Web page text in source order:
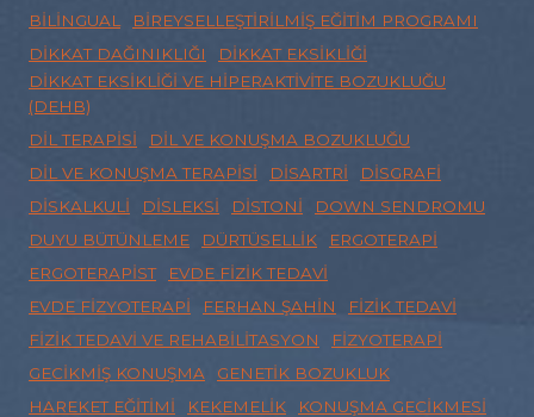
BILINGUAL
BIREYSELLEŞTIRILMIŞ EĞITIM PROGRAMI
DIKKAT DAĞINIKLIĞI
DIKKAT EKSIKLIĞI
DIKKAT EKSIKLIĞI VE HIPERAKTIVITE BOZUKLUĞU
(DEHB)
DIL TERAPISI
DIL VE KONUŞMA BOZUKLUĞU
DIL VE KONUŞMA TERAPISI
DISARTRI
DISGRAFI
DISKALKULI
DISLEKSI DISTONI
DOWN SENDROMU
DUYU BÜTÜNLEME
DÜRTÜSELLIK
ERGOTERAPI
ERGOTERAPIST
EVDE FIZIK TEDAVI
EVDE FIZYOTERAPI
FERHAN ŞAHIN
FIZIK TEDAVI
FIZIK TEDAVI VE REHABILITASYON
FIZYOTERAPI
GECIKMIŞ KONUŞMA
GENETIK BOZUKLUK
HAREKET EĞITIMI
KEKEMELIK
KONUŞMA GECIKMESI